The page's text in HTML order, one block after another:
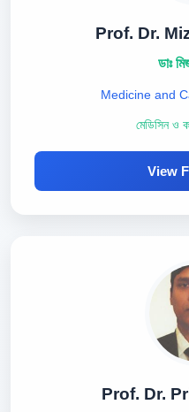
Prof. Dr.
ডাঃ
Medicine and
মেডিসিন ও
View
Prof. Dr.